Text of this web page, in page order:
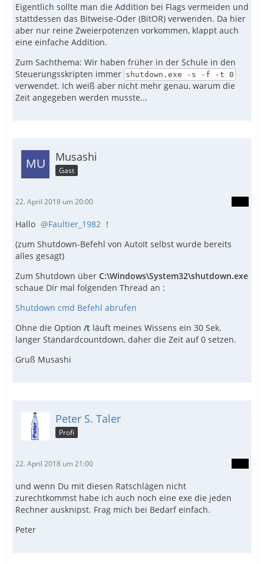
Eigentlich sollte man die Addition bei Flags vermeiden und
stattdessen das Bitweise-Oder (BitOR) verwenden. Da hier
aber nur reine Zweierpotenzen vorkommen, klappt auch
eine einfache Addition.
Zum Sachthema: Wir haben früher in der Schule in den
Steuerungsskripten immer shutdown.exe -s -f -t 0
verwendet. Ich weiß aber nicht mehr genau, warum die
Zeit angegeben werden musste...
Musashi
Gast
22. April 2018 um 20:00
Hallo Faultier_1982 !
(zum Shutdown-Befehl von AutoIt selbst wurde bereits
alles gesagt)
Zum Shutdown über C:\Windows\System32\shutdown.exe
schaue Dir mal folgenden Thread an :
Shutdown cmd Befehl abrufen
Ohne die Option /t läuft meines Wissens ein 30 Sek.
langer Standardcountdown, daher die Zeit auf 0 setzen.
Gruß Musashi
Peter S. Taler
Profi
22. April 2018 um 21:00
und wenn Du mit diesen Ratschlägen nicht
zurechtkommst habe ich auch noch eine exe die jeden
Rechner ausknipst. Frag mich bei Bedarf einfach.
Peter